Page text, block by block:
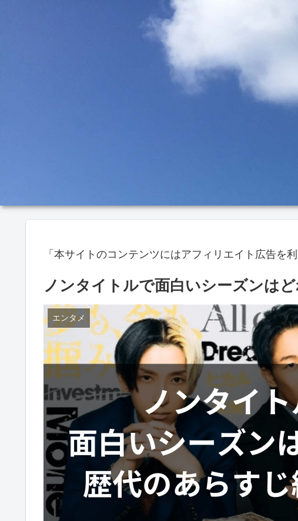
「本サイトのコンテンツにはアフィリエイト広告を
ノンタイトルで面白いシーズンは
エンタメ